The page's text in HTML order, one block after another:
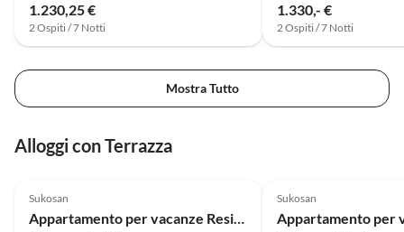
1.230,25 €
2 Ospiti / 7 Notti
1.330,- €
2 Ospiti / 7 Notti
Mostra Tutto
Alloggi con Terrazza
Sukosan
Appartamento per vacanze Residence World Miami/Sydney
Vacanza al mare
Sukosan